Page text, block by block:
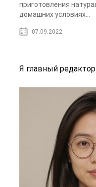
приготовления
домашних условиях...
07.09.2022
Я главный редактор